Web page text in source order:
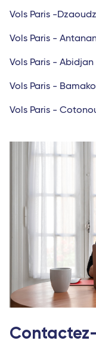
Vols Paris -
Vols Paris -
Vols Paris - Abidjan
Vols Paris - Bamako
Vols Paris -